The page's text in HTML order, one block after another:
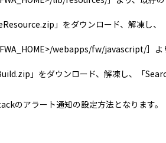
」をダウンロード、解凍し
webapps/fw/javascript/］
」をダウンロード、解凍し、「
のアラート通知の設定方法となります。